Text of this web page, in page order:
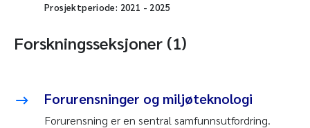
Prosjektperiode: 2021 - 2025
Forskningsseksjoner (1)
Forurensninger og miljøteknologi
Forurensning er en sentral samfunnsutfordring.